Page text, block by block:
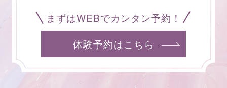
まずはWEBでカンタン予約！
体験予約はこちら